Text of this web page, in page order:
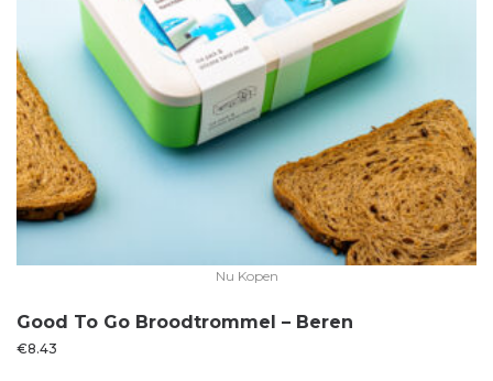
Nu Kopen
Good To Go Broodtrommel – Beren
€8.43